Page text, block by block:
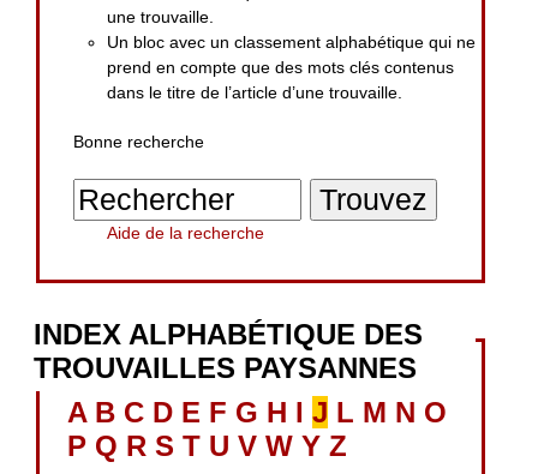
une trouvaille.
Un bloc avec un classement alphabétique qui ne
prend en compte que des mots clés contenus
dans le titre de l’article d’une trouvaille.
Bonne recherche
Aide de la recherche
INDEX ALPHABÉTIQUE DES
TROUVAILLES PAYSANNES
A B C D E F G H I J L M N O
P Q R S T U V W Y Z